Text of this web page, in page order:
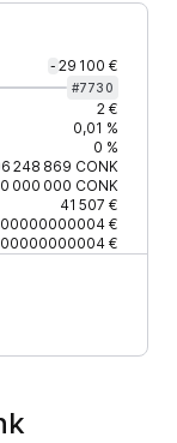
- 29 100 €
#7730
2 €
0,01 %
0 %
248 869 CONK
000 000 CONK
41 507 €
€
€